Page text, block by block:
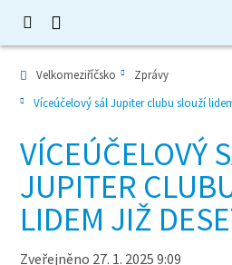
Velkomeziříčsko
Zprávy
Víceúčelový sál Jupiter clubu slouží
VÍCEÚČELOVÝ
JUPITER
LIDEM JIŽ
Zveřejněno 27. 1. 2025 9:09